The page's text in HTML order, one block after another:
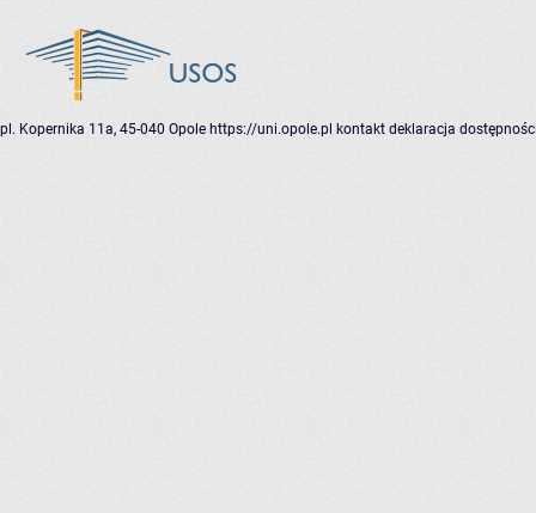
pl. Kopernika 11a, 45-040 Opole https://uni.opole.pl kontakt deklaracja